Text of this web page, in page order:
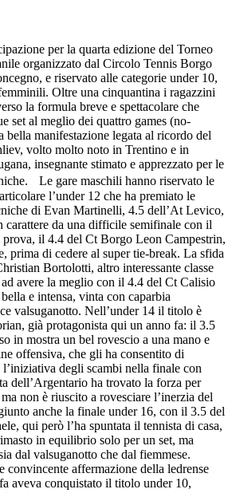
per la quarta edizione del Torneo
organizzato dal Circolo Tennis Borgo
e riservato alle categorie under 10,
Oltre una cinquantina i ragazzini
la formula breve e spettacolare che
set al meglio dei quattro games (no-
bella manifestazione legata al ricordo del
volto molto noto in Trentino e in
insegnante stimato e apprezzato per le
Le gare maschili hanno riservato le
l’under 12 che ha premiato le
di Evan Martinelli, 4.5 dell’At Levico,
carattere da una difficile semifinale con il
il 4.4 del Ct Borgo Leon Campestrin,
prima di cedere al super tie-break. La sfida
Bortolotti, altro interessante classe
avere la meglio con il 4.4 del Ct Calisio
e intensa, vinta con caparbia
valsuganotto. Nell’under 14 il titolo è
già protagonista qui un anno fa: il 3.5
in mostra un bel rovescio a una mano e
offensiva, che gli ha consentito di
l’iniziativa degli scambi nella finale con
dell’Argentario ha trovato la forza per
non è riuscito a rovesciare l’inerzia del
anche la finale under 16, con il 3.5 del
qui però l’ha spuntata il tennista di casa,
in equilibrio solo per un set, ma
dal valsuganotto che dal fiemmese.
convincente affermazione della ledrense
aveva conquistato il titolo under 10,